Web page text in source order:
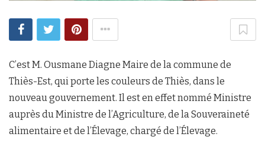
C’est M. Ousmane Diagne Maire de la commune de
Thiès-Est, qui porte les couleurs de Thiès, dans le
nouveau gouvernement. Il est en effet nommé Ministre
auprès du Ministre de l’Agriculture, de la Souveraineté
alimentaire et de l’Élevage, chargé de l’Élevage.